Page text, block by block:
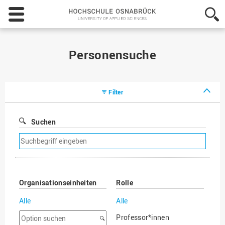
Hochschule
Osnabrück
-
Personensuche
Filter
Suchen
Suchfilter
entfernen
Organisationseinheiten
Alle
Option
Rolle
Alle
Professor*innen